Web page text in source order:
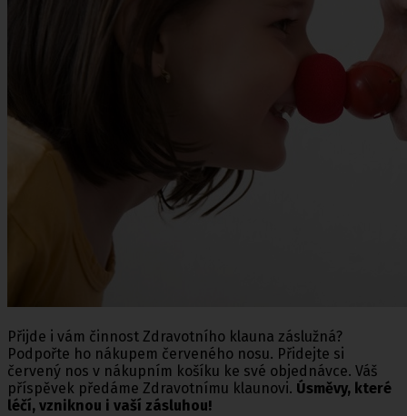
Přijde i vám činnost Zdravotního klauna záslužná?
Podpořte ho nákupem červeného nosu. Přidejte si
červený nos v nákupním košíku ke své objednávce. Váš
příspěvek předáme Zdravotnímu klaunovi. Úsměvy, které
léčí, vzniknou i vaší zásluhou!